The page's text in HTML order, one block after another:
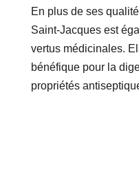
En plus de ses
Saint-Jacques est
vertus médicinales.
bénéfique pour la
propriétés